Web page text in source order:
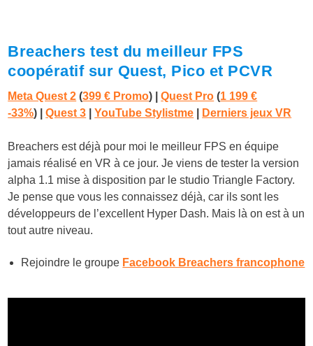
Breachers test du meilleur FPS
coopératif sur Quest, Pico et PCVR
Meta Quest 2 (399 € Promo) |Quest Pro (1 199 €
-33%) |Quest 3 YouTube Stylistme Derniers jeux VR
Breachers est déjà pour moi le meilleur FPS en équipe
jamais réalisé en VR à ce jour. Je viens de tester la version
alpha 1.1 mise à disposition par le studio Triangle Factory.
Je pense que vous les connaissez déjà, car ils sont les
développeurs de l’excellent Hyper Dash. Mais là on est à un
tout autre niveau.
Rejoindre le groupe Facebook Breachers francophone